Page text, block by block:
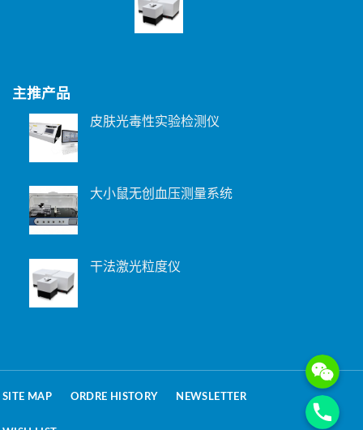
主推产品
皮肤光毒性实验检测仪
大小鼠无创血压测量系统
干法激光粒度仪
SITE MAP ORDRE HISTORY NEWSLETTER
WeChat:
Phone